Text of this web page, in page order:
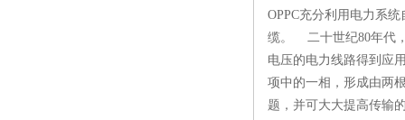
OPPC充分利用电力系
缆。 二十世纪80年代，
电压的电力线路得到应
项中的一相，形成由两
题，并可大大提高传输